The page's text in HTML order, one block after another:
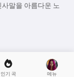
말을 아름다운 노
인기 곡 메뉴